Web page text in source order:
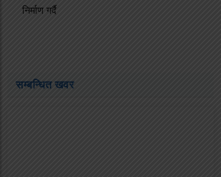
निर्माण गर्दै
सम्बन्धित खवर